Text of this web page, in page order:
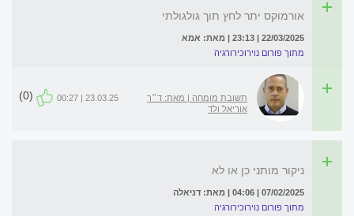
אורמוקס יתר לחץ תוך גולגולתי
22/03/2025 | 23:13 | מאת: אמא
מתוך פורום נוירוכירורגיה
תשובת מומחה | מאת: ד״ר
אוריאל ולד
23.03.25 | 00:27
(0)
ניקור מותני כן או לא
07/02/2025 | 04:06 | מאת: דניאלה
מתוך פורום נוירוכירורגיה